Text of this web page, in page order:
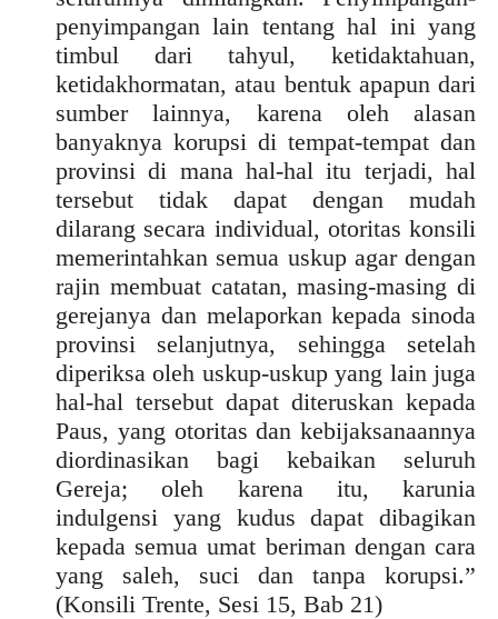
penyimpangan lain tentang hal ini yang
timbul dari tahyul, ketidaktahuan,
ketidakhormatan, atau bentuk apapun dari
sumber lainnya, karena oleh alasan
banyaknya korupsi di tempat-tempat dan
provinsi di mana hal-hal itu terjadi, hal
tersebut tidak dapat dengan mudah
dilarang secara individual, otoritas konsili
memerintahkan semua uskup agar dengan
rajin membuat catatan, masing-masing di
gerejanya dan melaporkan kepada sinoda
provinsi selanjutnya, sehingga setelah
diperiksa oleh uskup-uskup yang lain juga
hal-hal tersebut dapat diteruskan kepada
Paus, yang otoritas dan kebijaksanaannya
diordinasikan bagi kebaikan seluruh
Gereja; oleh karena itu, karunia
indulgensi yang kudus dapat dibagikan
kepada semua umat beriman dengan cara
yang saleh, suci dan tanpa korupsi.”
(Konsili Trente, Sesi 15, Bab 21)